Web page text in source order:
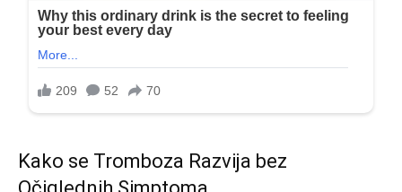
Kako se Tromboza Razvija bez